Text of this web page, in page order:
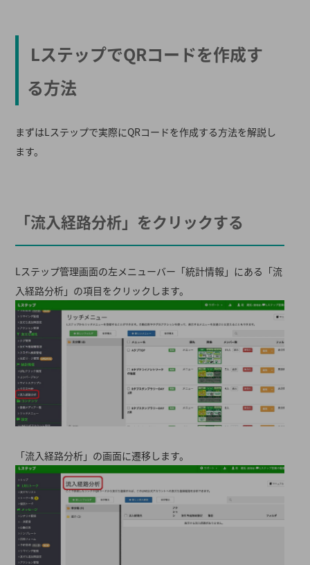
LステップでQRコードを作成す
る方法
まずはLステップで実際にQRコードを作成する方法を解説し
ます。
「流入経路分析」をクリックする
Lステップ管理画面の左メニューバー「統計情報」にある「流
入経路分析」の項目をクリックします。
「流入経路分析」の画面に遷移します。